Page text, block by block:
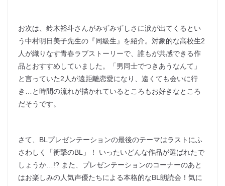
お次は、鈴木裕斗さんがみずみずしさに涙が出てくるとい
う中村明日美子先生の『同級生』を紹介。対象的な高校生2
人が織りなす青春ラブストーリーで、誰もが共感できる作
品とおすすめしていました。「男同士でつきあうなんて」
と言っていた2人が遠距離恋愛になり、遠くても会いに行
き…と時間の流れが描かれているところもお好きなところ
だそうです。
さて、BLプレゼンテーションの最後のテーマはラストにふ
さわしく「衝撃のBL」！ いったいどんな作品が選ばれたで
しょうか…!? また、プレゼンテーションのコーナーのあと
はお楽しみの人気声優たちによる本格的なBL朗読会！気に